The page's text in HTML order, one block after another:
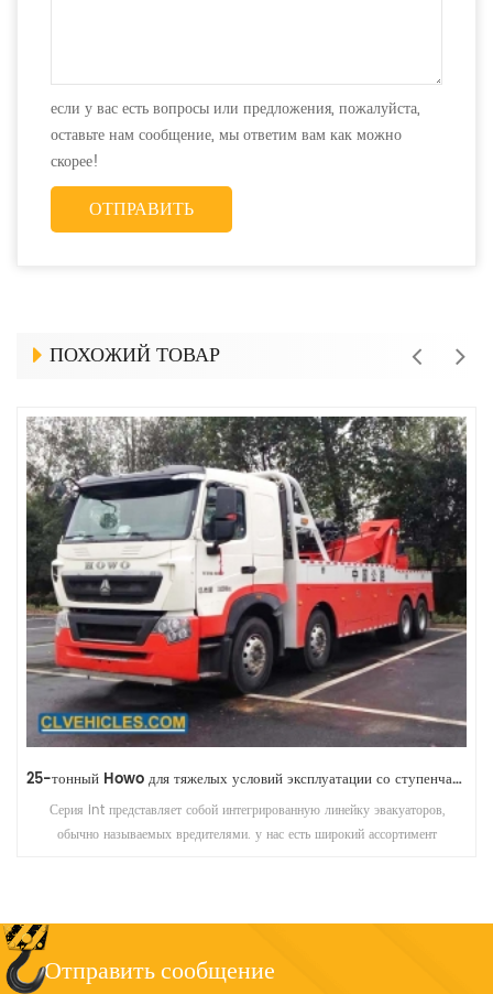
если у вас есть вопросы или предложения, пожалуйста,
оставьте нам сообщение, мы ответим вам как можно
скорее!
ПОХОЖИЙ ТОВАР
25-тонный Howo для тяжелых условий эксплуатации со ступенчатой ​​стрелой
Серия int представляет собой интегрированную линейку эвакуаторов,
обычно называемых вредителями. у нас есть широкий ассортимент
Отправить сообщение